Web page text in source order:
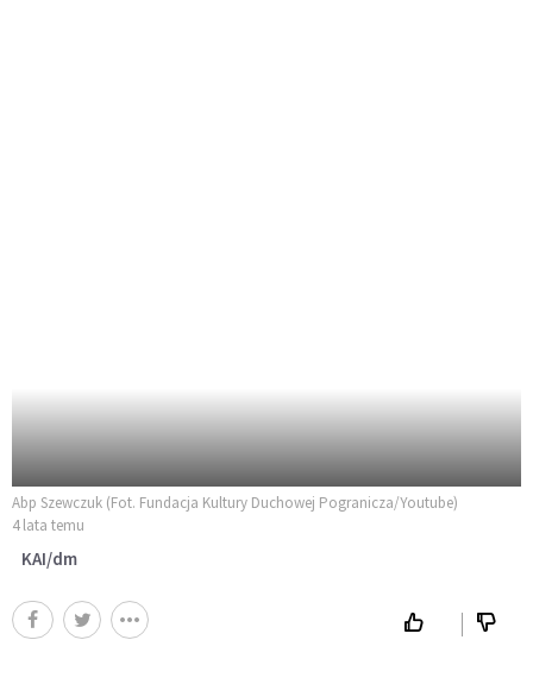
Abp Szewczuk (Fot. Fundacja Kultury Duchowej Pogranicza/Youtube)
4 lata temu
KAI/dm